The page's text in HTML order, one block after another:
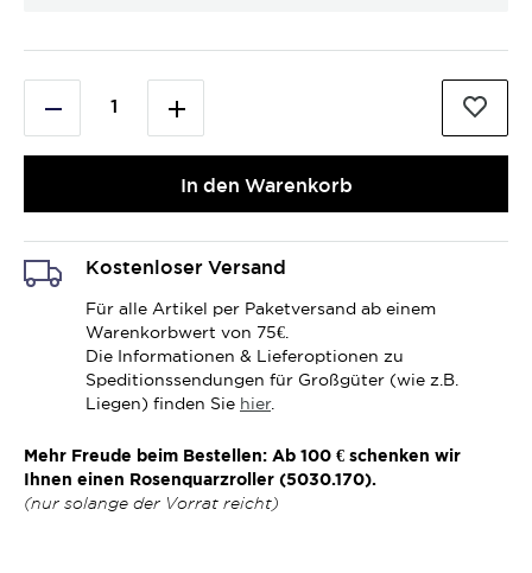
In den Warenkorb
Kostenloser Versand
Für alle Artikel per Paketversand ab einem
Warenkorbwert von 75€.
Die Informationen & Lieferoptionen zu
Speditionssendungen für Großgüter (wie z.B.
Liegen) finden Sie hier.
Mehr Freude beim Bestellen: Ab 100 € schenken wir
Ihnen einen Rosenquarzroller (5030.170).
(nur solange der Vorrat reicht)